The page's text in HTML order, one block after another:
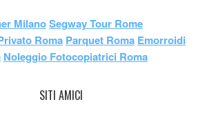
MilanoSegway Tour Rome
Roma Parquet Roma Emorroidi
Noleggio Fotocopiatrici Roma
SITI AMICI